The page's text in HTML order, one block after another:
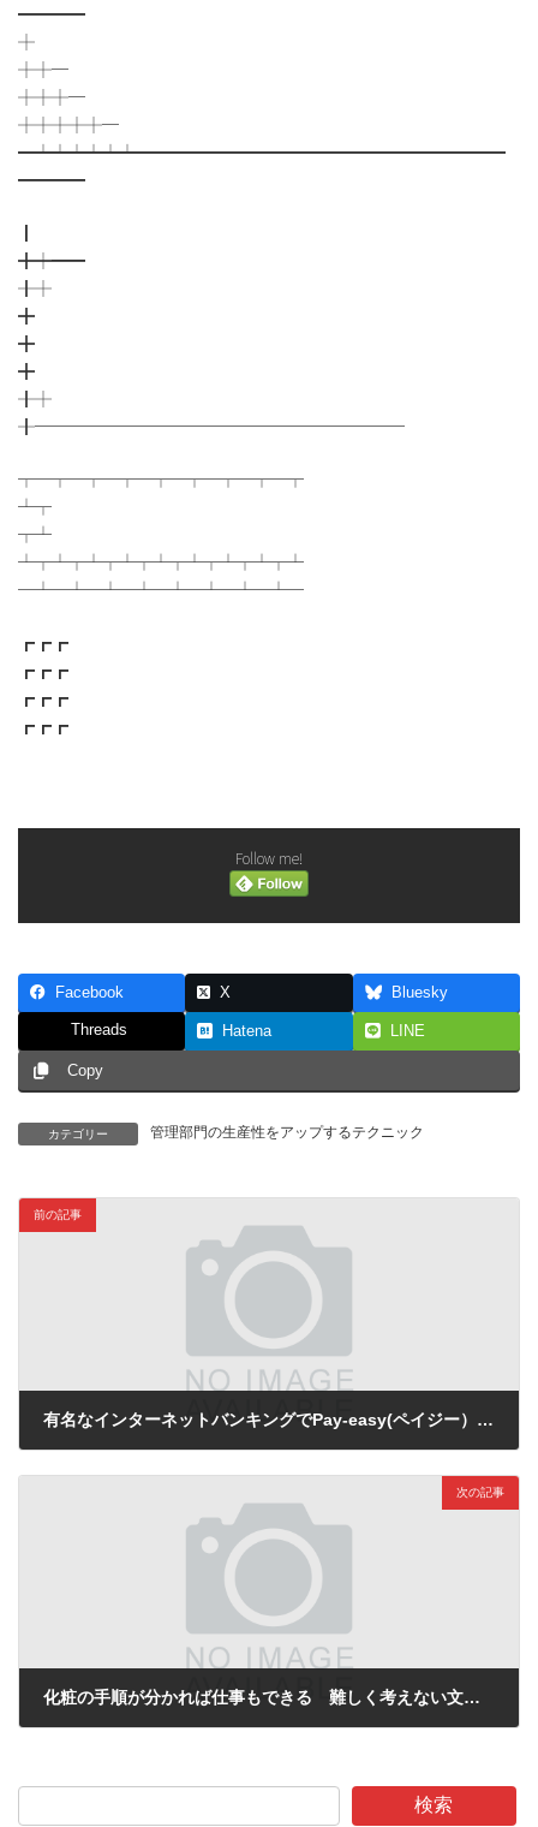
━━━━
┼
┼┼─
┼┼┼─
┼┼┼┼┼─
━┷┷┷┷┷┷━━━━━━━━━━━━━━━━━━━━━━
━━━━
┃
╋┿━━
╂┼
╋
╋
╋
╂┼
╂──────────────────────
┬─┬─┬─┬─┬─┬─┬─┬─┬
┴┬
┬┴
┴┬┴┬┴┬┴┬┴┬┴┬┴┬┴┬┴
─┴─┴─┴─┴─┴─┴─┴─┴─
┏┏┏
┏┏┏
┏┏┏
┏┏┏
Follow me!
Facebook X Bluesky
Threads Hatena LINE
Copy
カテゴリー 管理部門の生産性をアップするテクニック
前の記事
有名なインターネットバンキングでPay-easy(ペイジー）対応してないネット銀行
次の記事
化粧の手順が分かれば仕事もできる 難しく考えない文系のアルゴリズム
検索